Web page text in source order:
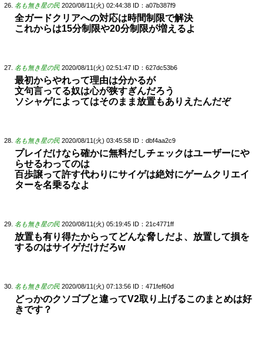
名も無き星の民 2020/08/11(火) 02:44:38 ID：a07b387f9
全ガードクリアへの対応は時間制限で解決
これからは15分制限や20分制限が増えるよ
名も無き星の民 2020/08/11(火) 02:51:47 ID：627dc53b6
最初からやれって理由は分かるが
文句言ってる奴は心が狭すぎんだろう
ソシャゲによってはそのまま放置もありえたんだぞ
名も無き星の民 2020/08/11(火) 03:45:58 ID：dbf4aa2c9
プレイだけなら確かに無料だしチェックはユーザーにや
らせるわってのは
百歩譲って許す代わりにサイゲは絶対にゲームクリエイ
ターを名乗るなよ
名も無き星の民 2020/08/11(火) 05:19:45 ID：21c4771ff
放置も有り得たからってどんな脅しだよ、放置して損を
するのはサイゲだけだろw
名も無き星の民 2020/08/11(火) 07:13:56 ID：471fef60d
どっかのクソゴブと違ってV2取り上げるこのまとめは好
きです？